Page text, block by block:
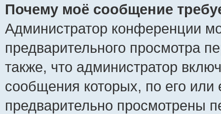
Почему моё сообщение
Администратор конференции
предварительного просмотра
также, что администратор
сообщения которых, по его
предварительно просмотрены